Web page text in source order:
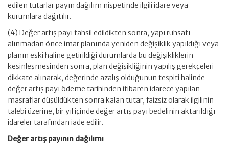
edilen tutarlar payın dağılım nispetinde ilgili idare veya
kurumlara dağıtılır.
(4) Değer artış payı tahsil edildikten sonra, yapı ruhsatı
alınmadan önce imar planında yeniden değişiklik yapıldığı veya
planın eski haline getirildiği durumlarda bu değişikliklerin
kesinleşmesinden sonra, plan değişikliğinin yapılış gerekçeleri
dikkate alınarak, değerinde azalış olduğunun tespiti halinde
değer artış payı ödeme tarihinden itibaren idarece yapılan
masraflar düşüldükten sonra kalan tutar, faizsiz olarak ilgilinin
talebi üzerine, bir yıl içinde değer artış payı bedelinin aktarıldığı
idareler tarafından iade edilir.
Değer artış payının dağılımı